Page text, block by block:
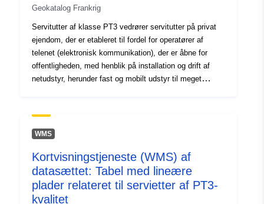
Geokatalog Frankrig
Servitutter af klasse PT3 vedrører servitutter på privat
ejendom, der er etableret til fordel for operatører af
telenet (elektronisk kommunikation), der er åbne for
offentligheden, med henblik på installation og drift af
netudstyr, herunder fast og mobilt udstyr til meget
kan rumme radioinstallationer eller -udstyr — på jorden
og i kælderen af ubebyggede ejendomme, herunder
over privat ejendom, for så vidt som operatøren blot
anvender installationen af en tredjemand, der drager
fordel af servitutter, uden i givet fald at gå på kompromis
med den egen public service-opgave, som denne
WMS
Kortvisningstjeneste (WMS) af
datasættet: Tabel med lineære
plader relateret til servietter af PT3-
kvalitet